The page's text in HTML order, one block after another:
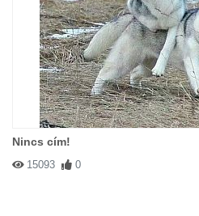
Nincs cím!
15093 0